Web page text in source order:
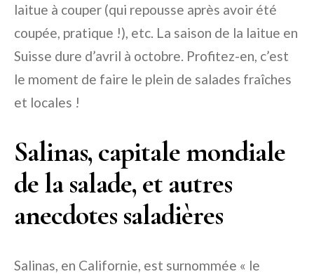
laitue à couper (qui repousse après avoir été
coupée, pratique !), etc. La saison de la laitue en
Suisse dure d’avril à octobre. Profitez-en, c’est
le moment de faire le plein de salades fraîches
et locales !
Salinas, capitale mondiale
de la salade, et autres
anecdotes saladières
Salinas, en Californie, est surnommée « le